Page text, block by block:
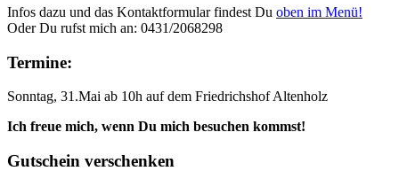
Infos dazu und das Kontaktformular findest Du oben im Menü!
Oder Du rufst mich an: 0431/2068298
Termine:
Sonntag, 31.Mai ab 10h auf dem Friedrichshof Altenholz
Ich freue mich, wenn Du mich besuchen kommst!
Gutschein verschenken